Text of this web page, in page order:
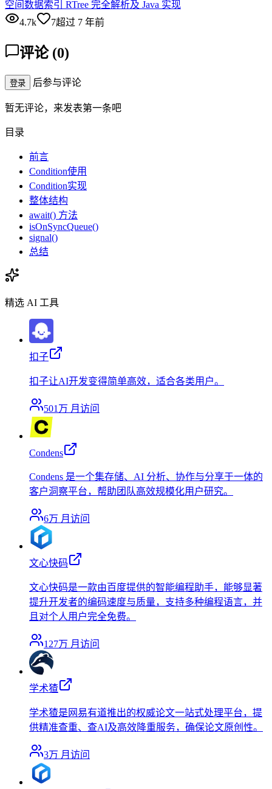
空间数据索引 RTree 完全解析及 Java 实现
4.7k
7超过 7 年前
评论 (0)
登录 后参与评论
暂无评论，来发表第一条吧
目录
前言
Condition使用
Condition实现
整体结构
await() 方法
isOnSyncQueue()
signal()
总结
精选 AI 工具
扣子
扣子让AI开发变得简单高效，适合各类用户。
501万 月访问
Condens
Condens 是一个集存储、AI 分析、协作与分享于一体的
客户洞察平台，帮助团队高效规模化用户研究。
6万 月访问
文心快码
文心快码是一款由百度提供的智能编程助手，能够显著
提升开发者的编码速度与质量，支持多种编程语言，并
且对个人用户完全免费。
127万 月访问
学术猹
学术猹是网易有道推出的权威论文一站式处理平台，提
供精准查重、查AI及高效降重服务，确保论文原创性。
3万 月访问